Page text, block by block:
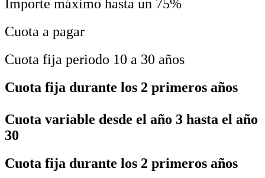
Importe máximo hasta un 75%
Cuota a pagar
Cuota fija periodo 10 a 30 años
Cuota fija durante los 2 primeros años
Cuota variable desde el año 3 hasta el año
30
Cuota fija durante los 2 primeros años